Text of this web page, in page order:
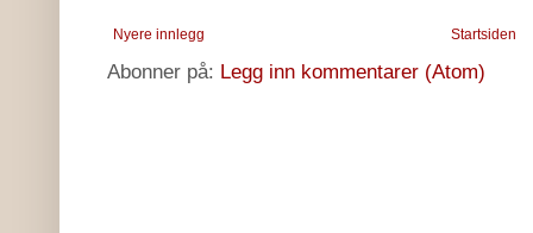
Nyere innlegg Startsiden
Abonner på: Legg inn kommentarer (Atom)